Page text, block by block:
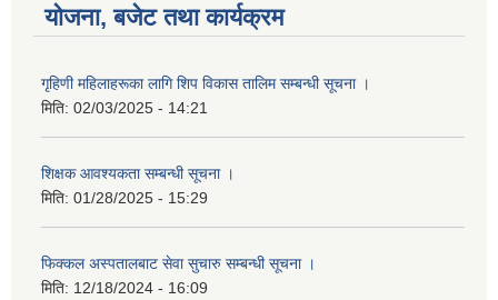
योजना, बजेट तथा कार्यक्रम
गृहिणी महिलाहरूका लागि शिप विकास तालिम सम्बन्धी सूचना ‌।
मिति: 02/03/2025 - 14:21
शिक्षक आवश्यकता सम्बन्धी सूचना ।
मिति: 01/28/2025 - 15:29
फिक्कल अस्पतालबाट सेवा सुचारु सम्बन्धी सूचना ।
मिति: 12/18/2024 - 16:09